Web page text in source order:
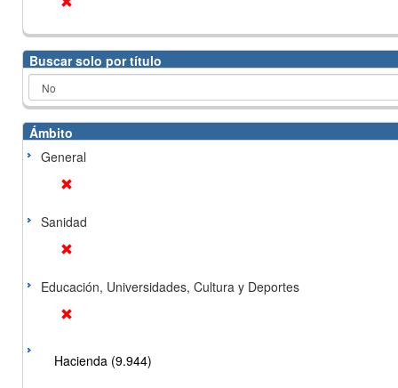
Buscar solo por título
Ámbito
General
Sanidad
Educación, Universidades, Cultura y Deportes
Hacienda (9.944)